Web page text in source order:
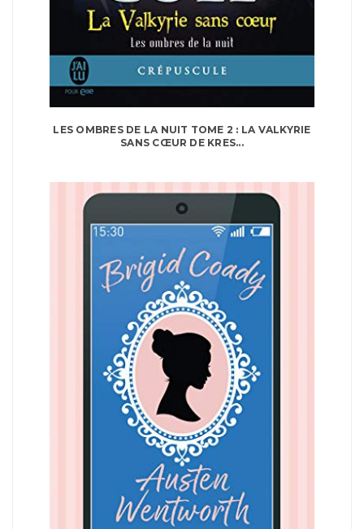
LES OMBRES DE LA NUIT TOME 2 : LA VALKYRIE
SANS CŒUR DE KRES...